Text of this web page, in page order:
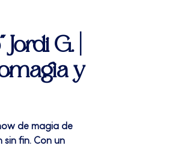
G. |
y
de magia de
sin fin. Con un